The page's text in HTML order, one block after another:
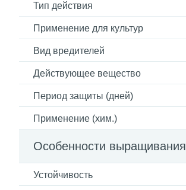
Тип действия
Применение для культур
Вид вредителей
Действующее вещество
Период защиты (дней)
Применение (хим.)
Особенности выращивания
Устойчивость